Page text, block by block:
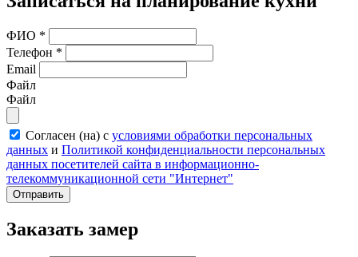
ФИО *
Телефон *
Email
Файл
Файл
Согласен (на) с условиями обработки персональных
данных и Политикой конфиденциальности персональных
данных посетителей сайта в информационно-
телекоммуникационной сети "Интернет"
Отправить
Заказать замер